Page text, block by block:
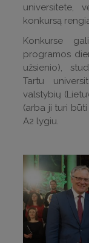
universitete,
konkursą
Konkurse
programos
užsienio),
Tartu
valstybių
(arba ji turi
A2 lygiu.